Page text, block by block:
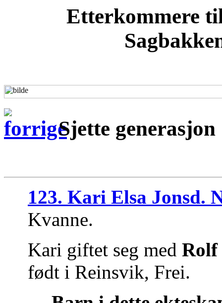
Etterkommere
Sjette generasjon
123. Kari Elsa Jonsd.
Kvanne.
Kari giftet seg med Rolf
født i Reinsvik, Frei.